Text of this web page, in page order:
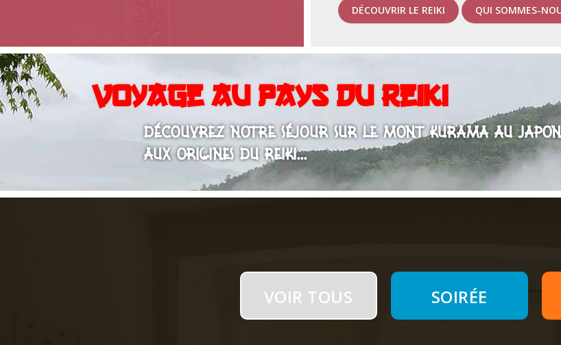
DÉCOUVRIR LE REIKI QUI SOMMES-
Voyage au pays du Reiki
Découvrez notre séjour sur le Mont Kurama au
Aux origines du Reiki...
VOIR TOUS SOIRÉE